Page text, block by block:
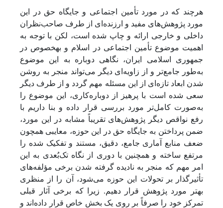
هرچند که در مورد تأمین اجتماعی و جایگاه حق در این
مورد پژوهش‌های مفید و ارزنده‌ای از طرف صاحب‌نظران
داخلی و خارجی ارائه و چاپ شده است، لکن با توجه به
اهمیت موضوع تأمین اجتماعی در اسلام و به­خصوص در
جمهوری اسلامی ایران، نگاهی دوباره به این موضوع
به‌طور جامع‌تر و از زاویه‌ای دیگر می‌تواند منجر به روشن
شدن ابعاد تازه‌ای از این مسئله مهم گردد و از طرف دیگر
سعی شده است با پرهیز از دوباره‌کاری، این موضوع را
به‌صورت کامل‌تر مورد بررسی قرار داده و بنا داریم با
رفع نواقص دیگر پژوهش‌های تقریباً مشابه در این مورد،
ضمن پرداختن به جایگاه حق در این حوزه، معایبی همچون
ضعف منابع آماری جامع، دقیق، مستند و تفکیک شده را
مرتفع ساخته و همچنین با دوری از نگاه تک‌بُعدی به این
امر مهم که منجر به نادیده گرفته شدن برخی مؤلفه‌های
تأثیرگذار بر تحولات این حوزه می‌شود، آن را از منظری
بهتر مورد پژوهش قرار دهیم. زیرا که برخی آثار قبلی
تمرکز خود را صرفاً بر روی یک بخش خاص قرار داده‌اند و